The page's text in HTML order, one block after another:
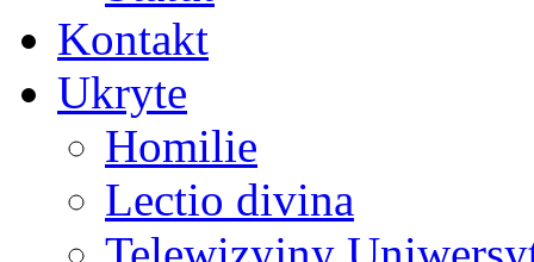
Kontakt
Ukryte
Homilie
Lectio divina